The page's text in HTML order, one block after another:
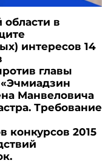
в
интересов 14
главы
Манвеловича
Требование
конкурсов 2015